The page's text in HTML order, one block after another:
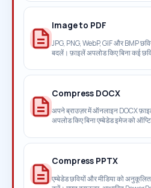
Image to PDF
JPG, PNG, WebP, GIF और BMP
बदलें। फ़ाइलें अपलोड किए बिना कई
Compress DOCX
अपने ब्राउज़र में ऑनलाइन DOCX
अपलोड किए बिना एम्बेडेड इमेज को
Compress PPTX
एम्बेडेड छवियों और मीडिया को